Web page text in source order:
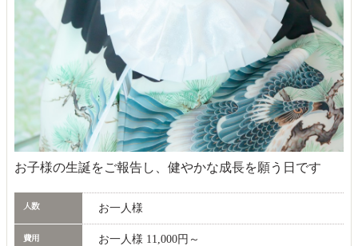
お子様の生誕をご報告し、健やかな成長を願う日です
お一人様
お一人様 11,000円～